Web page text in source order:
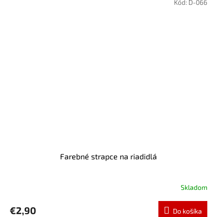
Farebné strapce na riadidlá
Skladom
€2,90 Do košíka
Kód: D-066